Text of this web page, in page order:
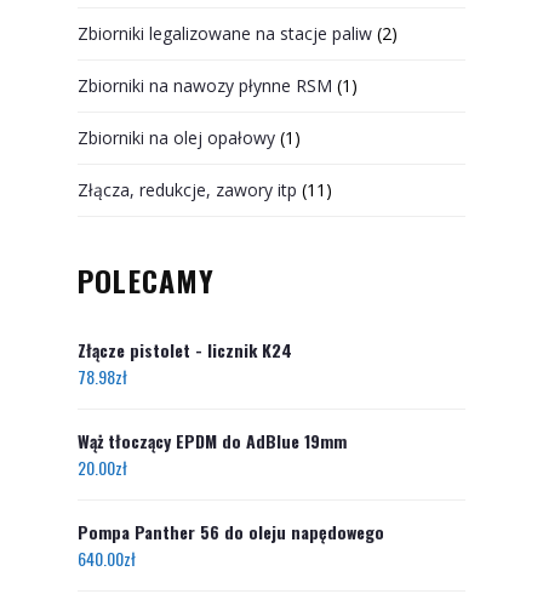
Zbiorniki legalizowane na stacje paliw (2)
Zbiorniki na nawozy płynne RSM (1)
Zbiorniki na olej opałowy (1)
Złącza, redukcje, zawory itp (11)
POLECAMY
Złącze pistolet - licznik K24
78.98zł
Wąż tłoczący EPDM do AdBlue 19mm
20.00zł
Pompa Panther 56 do oleju napędowego
640.00zł